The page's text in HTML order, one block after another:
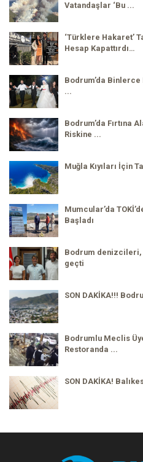
Vatandaşlar ‘Bu ...
‘Türklere Hakaret’
Hesap Kapattırdı…
Bodrum’da
...
Bodrum’da Fırtına
Riskine ...
Muğla Kıyıları İçin
Mumcular’da
Başladı
Bodrum denizcileri,
geçti
SON DAKİKA!!!
Bodrumlu Meclis
Restoranda ...
SON DAKİKA!